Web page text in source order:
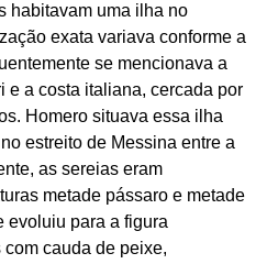
habitavam uma ilha no
exata variava conforme a
se mencionava a
e a costa italiana, cercada por
Homero situava essa ilha
estreito de Messina entre a
as sereias eram
metade pássaro e metade
evoluiu para a figura
cauda de peixe,